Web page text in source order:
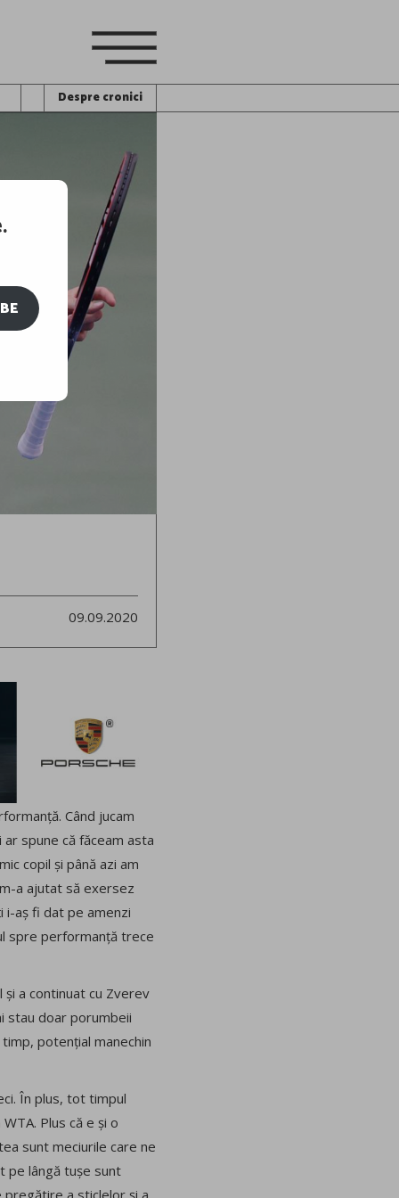
Despre cronici
09.09.2020
Când jucam
spune că făceam asta
copil și până azi am
a ajutat să exersez
i-aș fi dat pe amenzi
spre performanță trece
și a continuat cu Zverev
stau doar porumbeii
potențial manechin
În plus, tot timpul
Plus că e și o
sunt meciurile care ne
pe lângă tușe sunt
a sticlelor și a